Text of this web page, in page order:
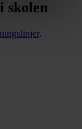
skolen
.